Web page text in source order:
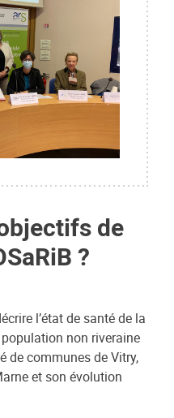
de
?
l’état de santé de la
non riveraine
de communes de Vitry,
et son évolution